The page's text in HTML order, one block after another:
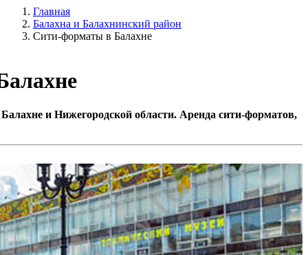
Главная
Балахна и Балахнинский район
Сити-форматы в Балахне
и Нижегородской области. Аренда сити-форматов,